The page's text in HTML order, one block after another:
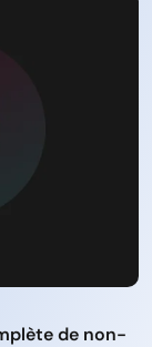
de non-